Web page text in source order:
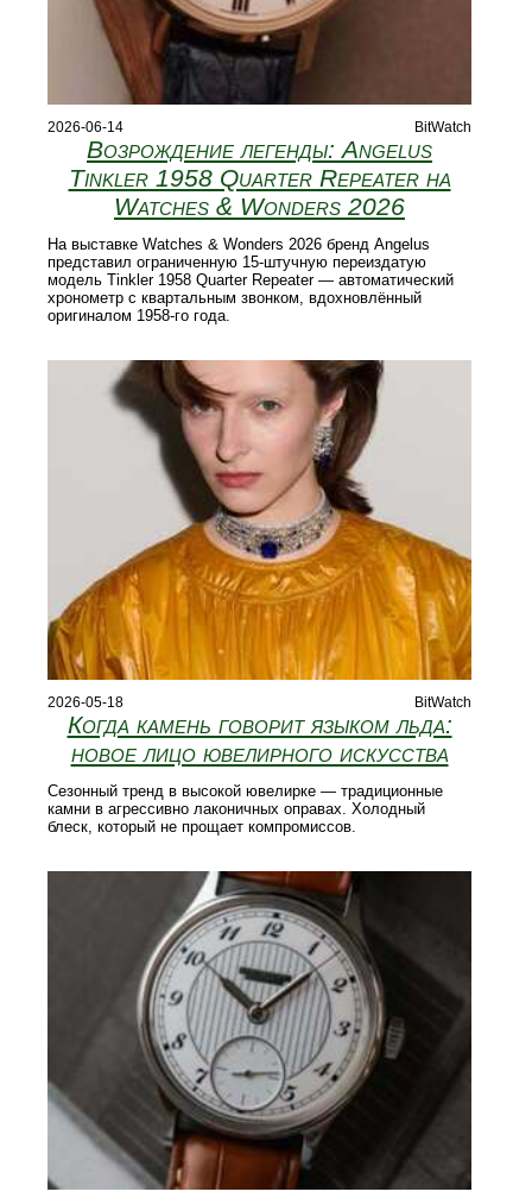
2026-06-14 BitWatch
Возрождение легенды: Angelus
Tinkler 1958 Quarter Repeater на
Watches & Wonders 2026
На выставке Watches & Wonders 2026 бренд Angelus
представил ограниченную 15‑штучную переиздатую
модель Tinkler 1958 Quarter Repeater — автоматический
хронометр с квартальным звонком, вдохновлённый
оригиналом 1958‑го года.
2026-05-18 BitWatch
Когда камень говорит языком льда:
новое лицо ювелирного искусства
Сезонный тренд в высокой ювелирке — традиционные
камни в агрессивно лаконичных оправах. Холодный
блеск, который не прощает компромиссов.